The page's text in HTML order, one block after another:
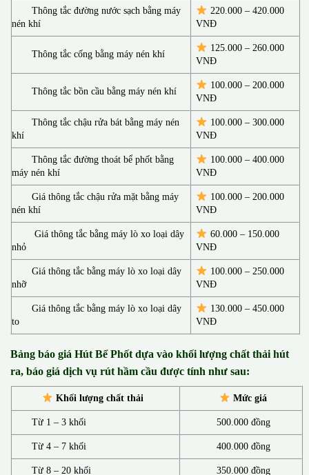
Thông tắc đường nước sạch bằng máy
nén khí
220.000 – 420.000
VNĐ
Thông tắc cống bằng máy nén khí
125.000 – 260.000
VNĐ
Thông tắc bồn cầu bằng máy nén khí
100.000 – 200.000
VNĐ
Thông tắc chậu rửa bát bằng máy nén
khí
100.000 – 300.000
VNĐ
Thông tắc đường thoát bể phốt bằng
máy nén khí
100.000 – 400.000
VNĐ
Giá thông tắc chậu rửa mặt bằng máy
nén khí
100.000 – 200.000
VNĐ
Giá thông tắc bằng máy lò xo loại dây
nhỏ
60.000 – 150.000
VNĐ
Giá thông tắc bằng máy lò xo loại dây
nhỡ
100.000 – 250.000
VNĐ
Giá thông tắc bằng máy lò xo loại dây
to
130.000 –450.000
VNĐ
Bảng báo giá Hút Bể Phốt dựa vào khối lượng chất thải hút
ra, báo giá dịch vụ rút hầm cầu được tính như sau:
Khối lượng chất thải Mức giá
Từ 1 – 3 khối 500.000 đồng
Từ 4 – 7 khối 400.000 đồng
Từ 8 – 20 khối 350.000 đồng